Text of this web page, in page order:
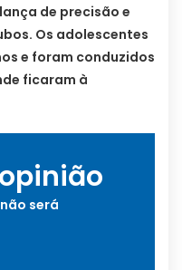
de precisão e
Os adolescentes
e foram conduzidos
ficaram à
será